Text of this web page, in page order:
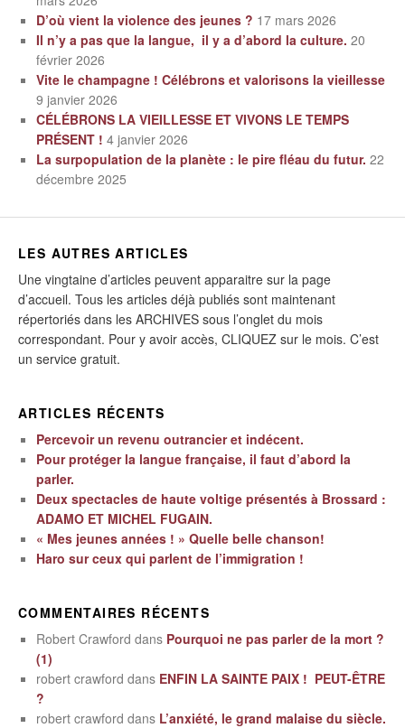
D’où vient la violence des jeunes ? 17 mars 2026
Il n’y a pas que la langue, il y a d’abord la culture. 20
février 2026
Vite le champagne ! Célébrons et valorisons la vieillesse
9 janvier 2026
CÉLÉBRONS LA VIEILLESSE ET VIVONS LE TEMPS
PRÉSENT ! 4 janvier 2026
La surpopulation de la planète : le pire fléau du futur. 22
décembre 2025
LES AUTRES ARTICLES
Une vingtaine d’articles peuvent apparaitre sur la page
d’accueil. Tous les articles déjà publiés sont maintenant
répertoriés dans les ARCHIVES sous l’onglet du mois
correspondant. Pour y avoir accès, CLIQUEZ sur le mois. C’est
un service gratuit.
ARTICLES RÉCENTS
Percevoir un revenu outrancier et indécent.
Pour protéger la langue française, il faut d’abord la
parler.
Deux spectacles de haute voltige présentés à Brossard :
ADAMO ET MICHEL FUGAIN.
« Mes jeunes années ! » Quelle belle chanson!
Haro sur ceux qui parlent de l’immigration !
COMMENTAIRES RÉCENTS
Robert Crawford dans Pourquoi ne pas parler de la mort ?
(1)
robert crawford dans ENFIN LA SAINTE PAIX ! PEUT-ÊTRE
?
robert crawford dans L’anxiété, le grand malaise du siècle.